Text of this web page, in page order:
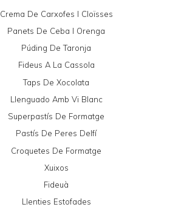
Crema De Carxofes I Cloïsses
Panets De Ceba I Orenga
Púding De Taronja
Fideus A La Cassola
Taps De Xocolata
Llenguado Amb Vi Blanc
Superpastís De Formatge
Pastís De Peres Delfí
Croquetes De Formatge
Xuixos
Fideuà
Llenties Estofades